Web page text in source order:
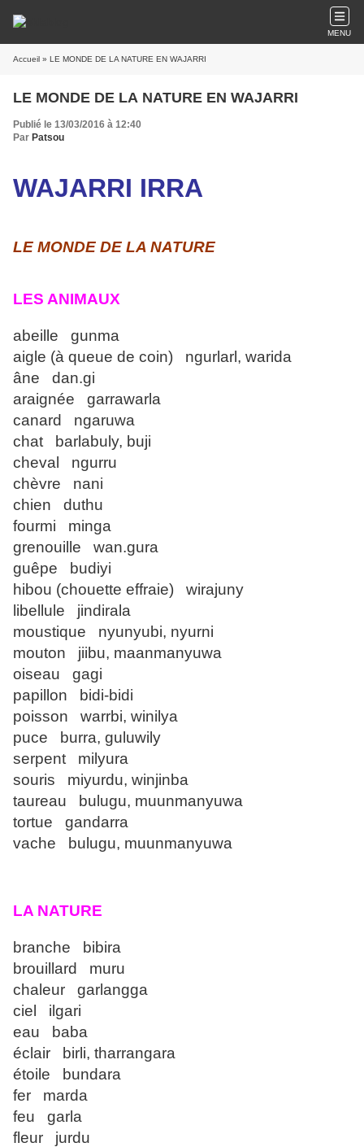
MENU
Accueil » LE MONDE DE LA NATURE EN WAJARRI
LE MONDE DE LA NATURE EN WAJARRI
Publié le 13/03/2016 à 12:40
Par Patsou
WAJARRI IRRA
LE MONDE DE LA NATURE
LES ANIMAUX
abeille gunma
aigle (à queue de coin) ngurlarl, warida
âne dan.gi
araignée garrawarla
canard ngaruwa
chat barlabuly, buji
cheval ngurru
chèvre nani
chien duthu
fourmi minga
grenouille wan.gura
guêpe budiyi
hibou (chouette effraie) wirajuny
libellule jindirala
moustique nyunyubi, nyurni
mouton jiibu, maanmanyuwa
oiseau gagi
papillon bidi-bidi
poisson warrbi, winilya
puce burra, guluwily
serpent milyura
souris miyurdu, winjinba
taureau bulugu, muunmanyuwa
tortue gandarra
vache bulugu, muunmanyuwa
LA NATURE
branche bibira
brouillard muru
chaleur garlangga
ciel ilgari
eau baba
éclair birli, tharrangara
étoile bundara
fer marda
feu garla
fleur jurdu